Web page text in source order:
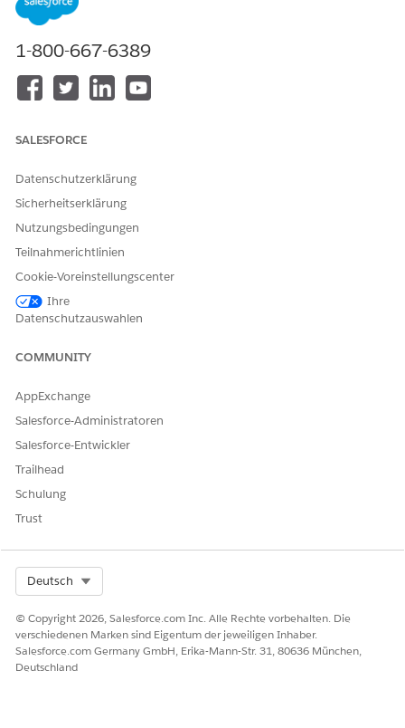
1-800-667-6389
SALESFORCE
Datenschutzerklärung
Sicherheitserklärung
Nutzungsbedingungen
Teilnahmerichtlinien
Cookie-Voreinstellungscenter
Ihre
Datenschutzauswahlen
COMMUNITY
AppExchange
Salesforce-Administratoren
Salesforce-Entwickler
Trailhead
Schulung
Trust
Deutsch
© Copyright 2026, Salesforce.com Inc. Alle Rechte vorbehalten. Die
verschiedenen Marken sind Eigentum der jeweiligen Inhaber.
Salesforce.com Germany GmbH, Erika-Mann-Str. 31, 80636 München,
Deutschland